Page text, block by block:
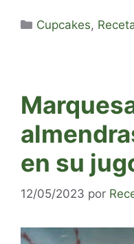
Categorías
Cupcakes,
en su
12/05/2023 por